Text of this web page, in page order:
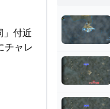
」付近
チャレ